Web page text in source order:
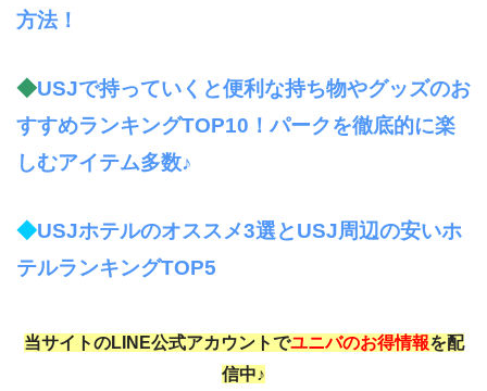
方法！
◆USJで持っていくと便利な持ち物やグッズのお
すすめランキングTOP10！パークを徹底的に楽
しむアイテム多数♪
◆USJホテルのオススメ3選とUSJ周辺の安いホ
テルランキングTOP5
当サイトのLINE公式アカウントでユニバのお得情報を配
信中♪